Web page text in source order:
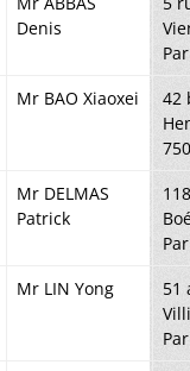
Denis
Mr BAO Xiaoxei
42
Mr DELMAS
Patrick
Mr LIN Yong
51